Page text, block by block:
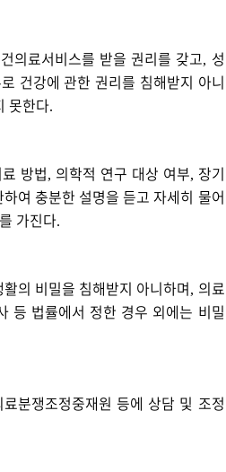
의료서비스를 받을 권리를 갖고, 성
건강에 관한 권리를 침해받지 아니
못한다.
방법, 의학적 연구 대상 여부, 장기
여 충분한 설명을 듣고 자세히 물어
가진다.
의 비밀을 침해받지 아니하며, 의료
등 법률에서 정한 경우 외에는 비밀
료분쟁조정중재원 등에 상담 및 조정